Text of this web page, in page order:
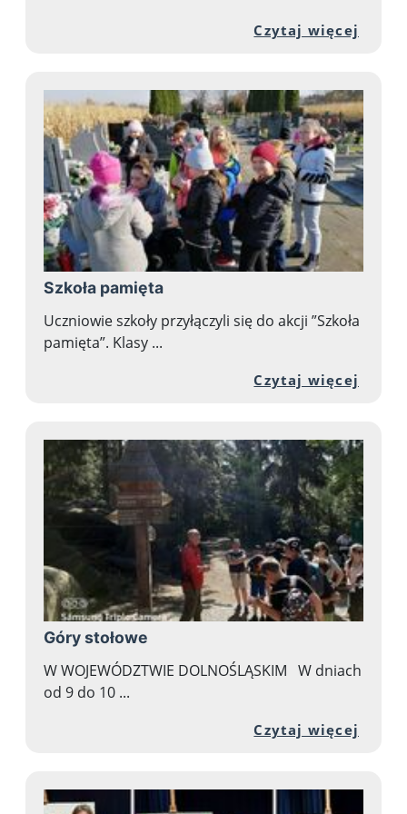
Czytaj więcej
Szkoła pamięta
Uczniowie szkoły przyłączyli się do akcji ”Szkoła
pamięta”. Klasy ...
Czytaj więcej
Góry stołowe
W WOJEWÓDZTWIE DOLNOŚLĄSKIM W dniach
od 9 do 10 ...
Czytaj więcej